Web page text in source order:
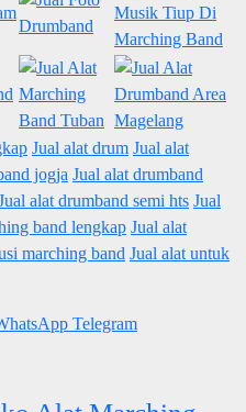
Jual alat drum Jual alat
jogja Jual alat drumband
alat drumband semi hts Jual
band lengkap Jual alat
marching band Jual alat untuk
Telegram